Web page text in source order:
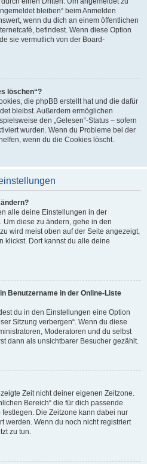
bleiben“ beim Anmelden
wenn du dich an einem öffentlichen
befindest. Wenn diese Option
sie vermutlich von der Board-
löschen“?
die phpBB erstellt hat und die dafür
bleibst. Außerdem ermöglichen
den „Gelesen“-Status – sofern
wurden. Wenn du Probleme bei der
wenn du die Cookies löscht.
alle deine Einstellungen in der
Um diese zu ändern, gehe in den
wird meist oben auf der Seite angezeigt,
klickst. Dort kannst du alle deine
Benutzername in der Online-Liste
du in den Einstellungen eine Option
Sitzung verbergen“. Wenn du diese
Moderatoren und du selbst
dann als unsichtbarer Besucher gezählt.
Zeit nicht deiner eigenen Zeitzone.
Bereich“ die für dich passende
Die Zeitzone kann dabei nur
werden. Wenn du noch nicht registriert
zu tun.